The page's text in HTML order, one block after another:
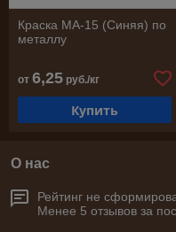
Краска МА-15 (Синяя) по
металлу
от 6,25 руб./кг
Купить
О нас
Рейтинг не
Менее 5 отзывов за